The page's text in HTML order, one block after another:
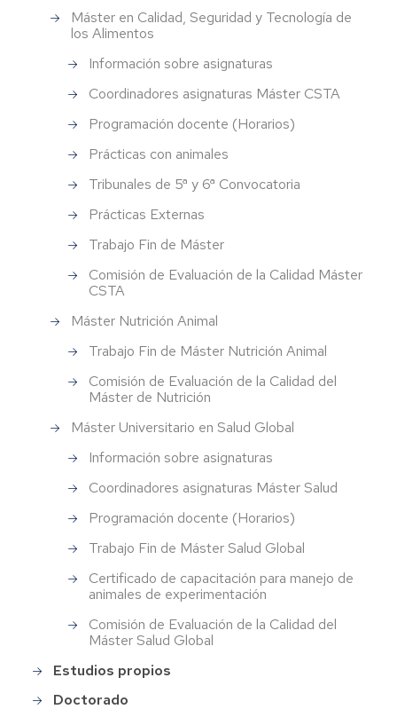
Máster en Calidad, Seguridad y Tecnología de
los Alimentos
Información sobre asignaturas
Coordinadores asignaturas Máster CSTA
Programación docente (Horarios)
Prácticas con animales
Tribunales de 5ª y 6ª Convocatoria
Prácticas Externas
Trabajo Fin de Máster
Comisión de Evaluación de la Calidad Máster
CSTA
Máster Nutrición Animal
Trabajo Fin de Máster Nutrición Animal
Comisión de Evaluación de la Calidad del
Máster de Nutrición
Máster Universitario en Salud Global
Información sobre asignaturas
Coordinadores asignaturas Máster Salud
Programación docente (Horarios)
Trabajo Fin de Máster Salud Global
Certificado de capacitación para manejo de
animales de experimentación
Comisión de Evaluación de la Calidad del
Máster Salud Global
Estudios propios
Doctorado